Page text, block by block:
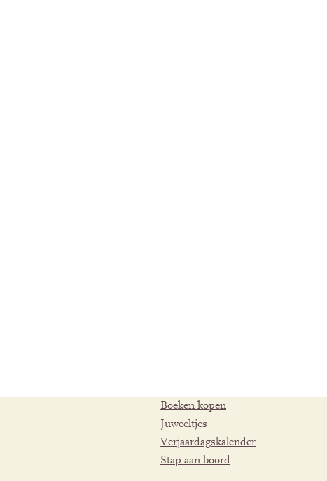
Boeken kopen
Juweeltjes
Verjaardagskalender
Stap aan boord